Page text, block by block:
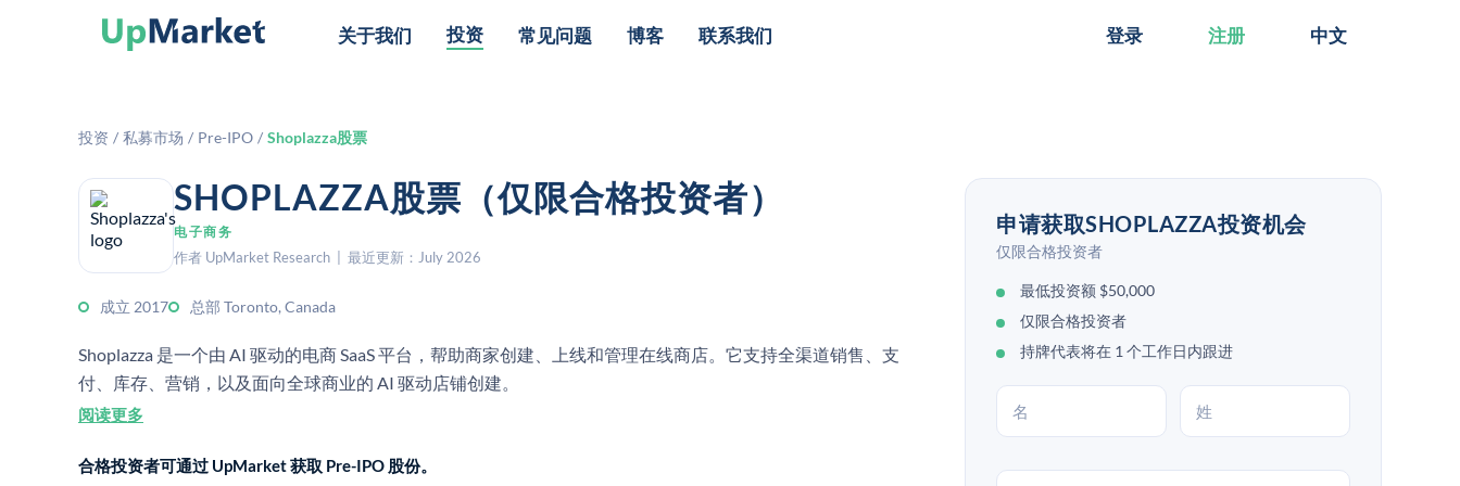
关于我们 投资 常见问题 博客 联系我们 登录 注册 中文
投资 / 私募市场 / Pre-IPO / Shoplazza股票
SHOPLAZZA股票（仅限合格投资者）
电子商务
作者 UpMarket Research | 最近更新：July 2026
成立 2017 总部 Toronto, Canada
Shoplazza 是一个由 AI 驱动的电商 SaaS 平台，帮助商家创建、上线和管理在线商店。它支持全渠道销售、支
付、库存、营销，以及面向全球商业的 AI 驱动店铺创建。
阅读更多
合格投资者可通过 UpMarket 获取 Pre-IPO 股份。
申请获取SHOPLAZZA投资机会
仅限合格投资者
最低投资额 $50,000
仅限合格投资者
持牌代表将在 1 个工作日内跟进